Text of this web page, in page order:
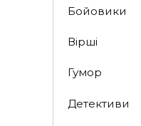
Бойовики
Вірші
Гумор
Детективи